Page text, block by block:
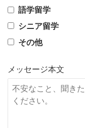
語学留学
シニア留学
その他
メッセージ本文